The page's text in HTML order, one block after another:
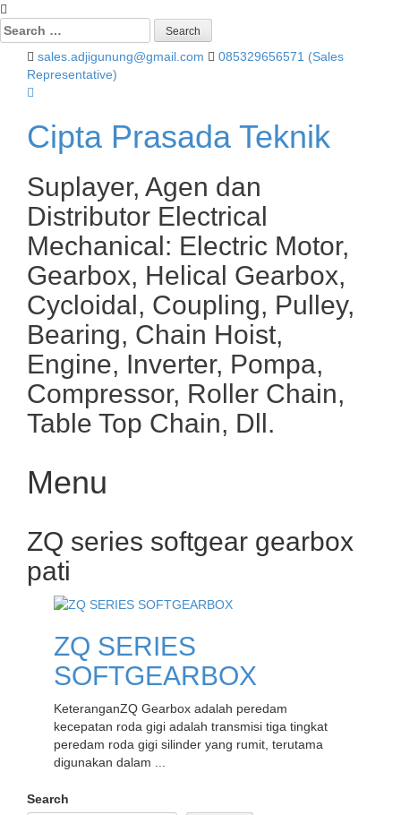
Search
for:
sales.adjigunung@gmail.com
085329656571 (Sales
Representative)
Cipta Prasada Teknik
Suplayer, Agen dan
Distributor Electrical
Mechanical: Electric Motor,
Gearbox, Helical Gearbox,
Cycloidal, Coupling, Pulley,
Bearing, Chain Hoist,
Engine, Inverter, Pompa,
Compressor, Roller Chain,
Table Top Chain, Dll.
Menu
to
content
ZQ series softgear gearbox
pati
ZQ SERIES
SOFTGEARBOX
KeteranganZQ Gearbox adalah peredam
kecepatan roda gigi adalah transmisi tiga tingkat
peredam roda gigi silinder yang rumit, terutama
digunakan dalam ...
Search